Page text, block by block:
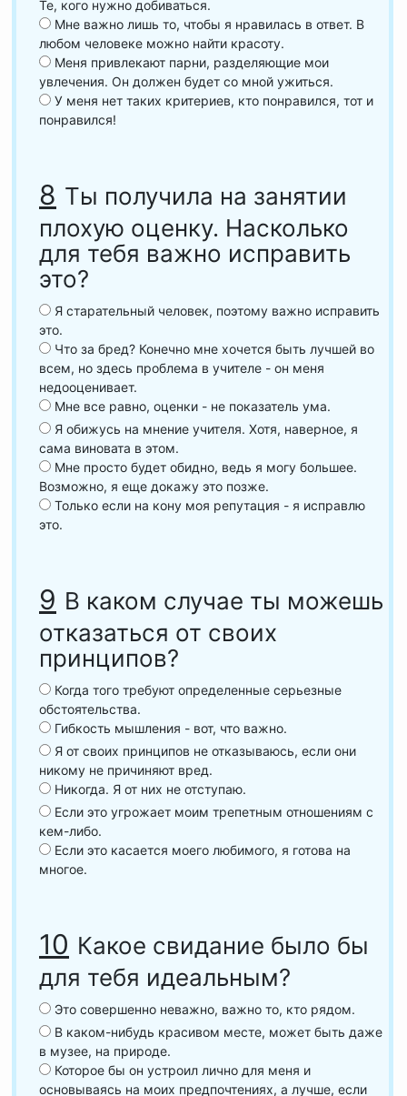
Те, кого нужно добиваться.
Мне важно лишь то, чтобы я нравилась в ответ. В
любом человеке можно найти красоту.
Меня привлекают парни, разделяющие мои
увлечения. Он должен будет со мной ужиться.
У меня нет таких критериев, кто понравился, тот и
понравился!
8 Ты получила на занятии
плохую оценку. Насколько
для тебя важно исправить
это?
Я старательный человек, поэтому важно исправить
это.
Что за бред? Конечно мне хочется быть лучшей во
всем, но здесь проблема в учителе - он меня
недооценивает.
Мне все равно, оценки - не показатель ума.
Я обижусь на мнение учителя. Хотя, наверное, я
сама виновата в этом.
Мне просто будет обидно, ведь я могу большее.
Возможно, я еще докажу это позже.
Только если на кону моя репутация - я исправлю
это.
9 В каком случае ты можешь
отказаться от своих
принципов?
Когда того требуют определенные серьезные
обстоятельства.
Гибкость мышления - вот, что важно.
Я от своих принципов не отказываюсь, если они
никому не причиняют вред.
Никогда. Я от них не отступаю.
Если это угрожает моим трепетным отношениям с
кем-либо.
Если это касается моего любимого, я готова на
многое.
10 Какое свидание было бы
для тебя идеальным?
Это совершенно неважно, важно то, кто рядом.
В каком-нибудь красивом месте, может быть даже
в музее, на природе.
Которое бы он устроил лично для меня и
основываясь на моих предпочтениях, а лучше, если